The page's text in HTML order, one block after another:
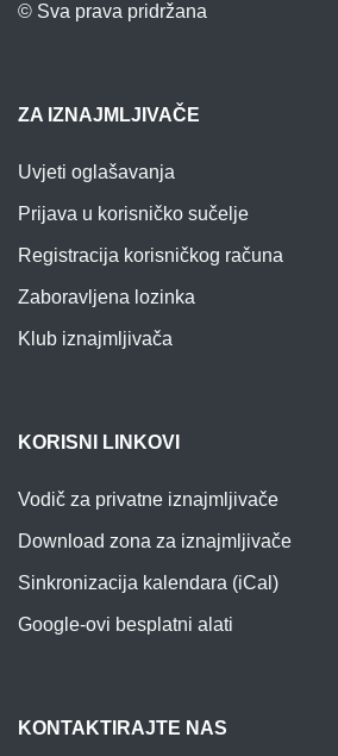
© Sva prava pridržana
ZA IZNAJMLJIVAČE
Uvjeti oglašavanja
Prijava u korisničko sučelje
Registracija korisničkog računa
Zaboravljena lozinka
Klub iznajmljivača
KORISNI LINKOVI
Vodič za privatne iznajmljivače
Download zona za iznajmljivače
Sinkronizacija kalendara (iCal)
Google-ovi besplatni alati
KONTAKTIRAJTE NAS